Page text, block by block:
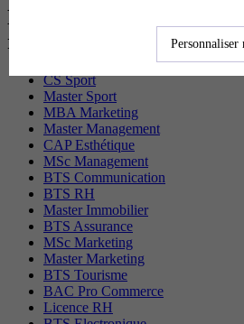
Les diplômes par filière
recherchés
CS Sport
Master Sport
MBA Marketing
Master Management
CAP Esthétique
MSc Management
BTS Communication
BTS RH
Master Immobilier
BTS Assurance
MSc Marketing
Master Marketing
BTS Tourisme
BAC Pro Commerce
Licence RH
Personnaliser